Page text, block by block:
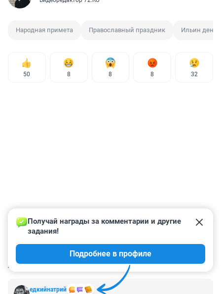
Народная примета Православный праздник Ильин день
50 8 8 8 32
КОММЕНТАРИИ 14
едкийнатрий
Получай награды за комментарии и другие
задания!
Подробнее в профиле